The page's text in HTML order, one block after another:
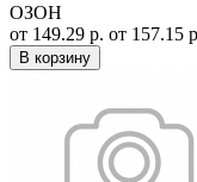
ОЗОН
от 149.29 р. от 157.15
В корзину